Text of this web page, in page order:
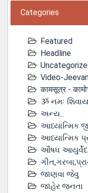
Categories
Featured
Headline
Video-
कामसूत्र -
ૐ નમઃ શિવાય
અન્ય...
આધ્યાત્મિક
આધ્યાત્મિક
ઔષધ આયુર્વેદ
જાણવા જેવુ
જાહેર જનતા